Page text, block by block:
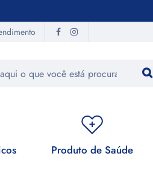
Produto de Saúde